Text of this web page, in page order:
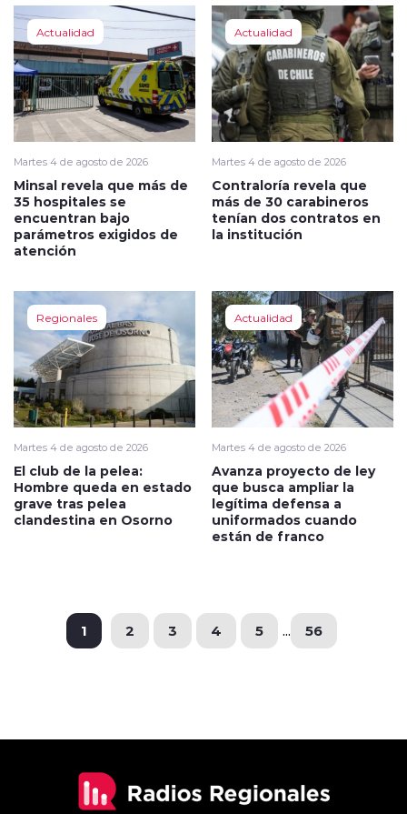
Actualidad
Martes 4 de agosto de 2026
Minsal revela que más de
35 hospitales se
encuentran bajo
parámetros exigidos de
atención
Actualidad
Martes 4 de agosto de 2026
Contraloría revela que
más de 30 carabineros
tenían dos contratos en
la institución
Regionales
Martes 4 de agosto de 2026
El club de la pelea:
Hombre queda en estado
grave tras pelea
clandestina en Osorno
Actualidad
Martes 4 de agosto de 2026
Avanza proyecto de ley
que busca ampliar la
legítima defensa a
uniformados cuando
están de franco
1 2 3 4 5 ... 56